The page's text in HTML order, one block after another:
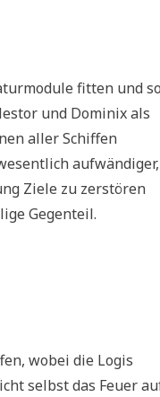
fitten und so
und Dominix als
aller Schiffen
aufwändiger,
Ziele zu zerstören
Gegenteil.
wobei die Logis
selbst das Feuer